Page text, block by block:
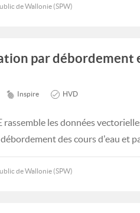
de Wallonie (SPW)
par
Inspire HVD
rassemble les données
des cours d'eau et
de Wallonie (SPW)